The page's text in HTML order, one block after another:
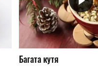
Багата кутя